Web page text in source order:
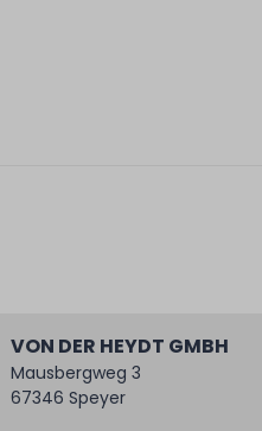
VON DER HEYDT GMBH
Mausbergweg 3
67346 Speyer